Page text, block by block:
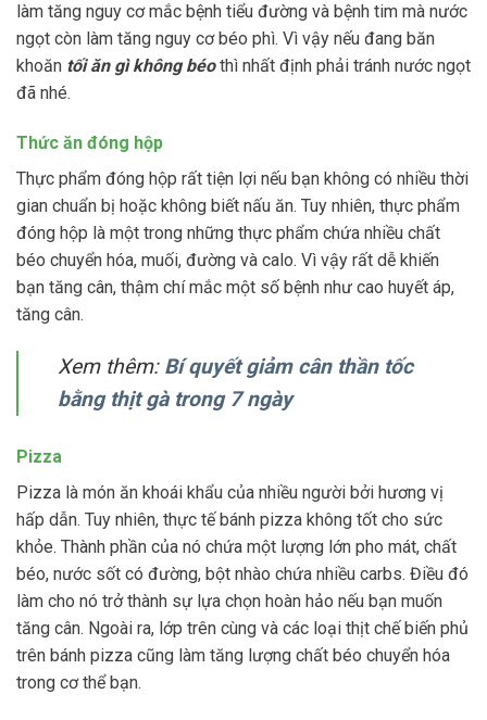
làm tăng nguy cơ mắc bệnh tiểu đường và bệnh tim mà nước
ngọt còn làm tăng nguy cơ béo phì. Vì vậy nếu đang băn
khoăn tối ăn gì không béothì nhất định phải tránh nước ngọt
đã nhé.
Thức ăn đóng hộp
Thực phẩm đóng hộp rất tiện lợi nếu bạn không có nhiều thời
gian chuẩn bị hoặc không biết nấu ăn. Tuy nhiên, thực phẩm
đóng hộp là một trong những thực phẩm chứa nhiều chất
béo chuyển hóa, muối, đường và calo. Vì vậy rất dễ khiến
bạn tăng cân, thậm chí mắc một số bệnh như cao huyết áp,
tăng cân.
Xem thêm: Bí quyết giảm cân thần tốc
bằng thịt gà trong 7 ngày
Pizza
Pizza là món ăn khoái khẩu của nhiều người bởi hương vị
hấp dẫn. Tuy nhiên, thực tế bánh pizza không tốt cho sức
khỏe. Thành phần của nó chứa một lượng lớn pho mát, chất
béo, nước sốt có đường, bột nhào chứa nhiều carbs. Điều đó
làm cho nó trở thành sự lựa chọn hoàn hảo nếu bạn muốn
tăng cân. Ngoài ra, lớp trên cùng và các loại thịt chế biến phủ
trên bánh pizza cũng làm tăng lượng chất béo chuyển hóa
trong cơ thể bạn.